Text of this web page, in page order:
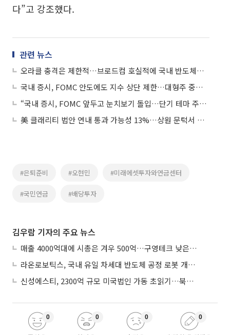
다”고 강조했다.
관련 뉴스
오라클 충격은 제한적…브로드컴 호실적에 국내 반도체주 강세 전망
국내 증시, FOMC 안도에도 지수 상단 제한…대형주 중심 변동성 주의
“국내 증시, FOMC 앞두고 눈치보기 돌입…단기 테마 주목”
美 클래리티 법안 연내 통과 가능성 13%…상원 문턱서 제동
#은퇴준비 #오현민 #미래에셋투자와연금센터
#국민연금 #배당투자
김우람 기자의 주요 뉴스
매출 4000억대에 시총은 겨우 500억…구영테크 낮은 몸값에 저가 승계 마무리
라온로보틱스, 국내 유일 차세대 반도체 공정 로봇 개발 ‘고객사 테스트 진행’
신성에스티, 2300억 규모 미국법인 가동 초읽기…북미 ESS 공략 본격화
0 0 0 0